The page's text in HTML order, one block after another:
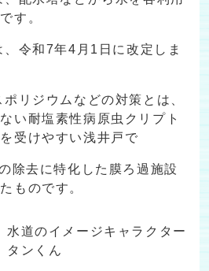
す。
和7年4月1日に改定しま
ジウムなどの対策とは、
い耐塩素性病原虫クリプト
受けやすい浅井戸で
去に特化した膜ろ過施設
ものです。
水道のイメージキャラクター
タンくん